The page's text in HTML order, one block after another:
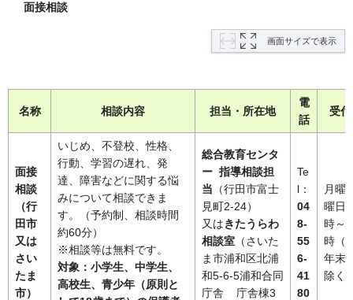
面接相談
画面サイズで表示
名称 相談内容 担当・所在地
電
話
受
面接
相談
（行
田市
又は
さい
たま
市）
いじめ、不登校、性格、
行動、学習の遅れ、発
達、障害などに関する悩
みについて相談できま
す。（予約制、相談時間
約60分）
※相談等は無料です。
対象：小学生、中学生、
高校生、青少年（原則と
総合教育センタ
ー 指導相談担
当 （行田市富士
見町2-24）
又はきたうらわ
相談室 （さいた
ま市浦和区北浦
和5-6-5浦和合同
庁舎 庁舎棟3
Te
l：
04
8-
55
6-
41
80
月曜
曜日
時～
時（
年末
除く